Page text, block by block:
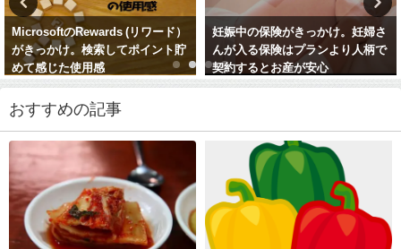
MicrosoftのRewards (リワード）
がきっかけ。検索してポイント貯
めて感じた使用感
妊娠中の保険がきっかけ。妊婦さ
んが入る保険はプランより人柄で
契約するとお産が安心
おすすめの記事